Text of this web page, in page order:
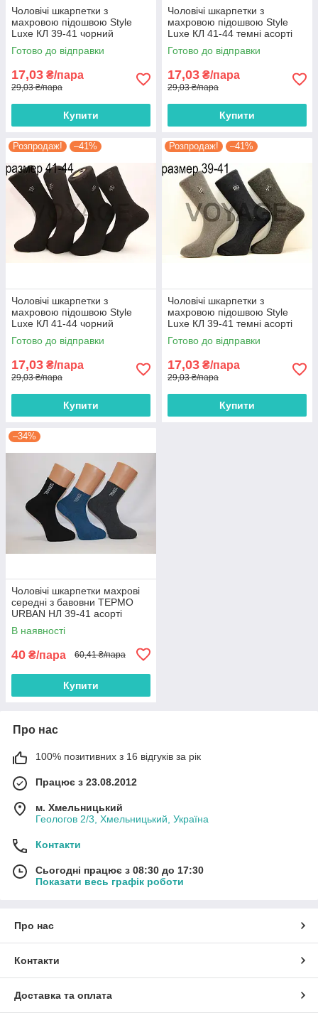
Чоловічі шкарпетки з
махровою підошвою Style
Luxe КЛ 39-41 чорний
Готово до відправки
17,03 ₴/пара
29,03 ₴/пара
Купити
Чоловічі шкарпетки з
махровою підошвою Style
Luxe КЛ 41-44 темні асорті
Готово до відправки
17,03 ₴/пара
29,03 ₴/пара
Купити
Розпродаж! –41%
Чоловічі шкарпетки з
махровою підошвою Style
Luxe КЛ 41-44 чорний
Готово до відправки
17,03 ₴/пара
29,03 ₴/пара
Купити
Розпродаж! –41%
Чоловічі шкарпетки з
махровою підошвою Style
Luxe КЛ 39-41 темні асорті
Готово до відправки
17,03 ₴/пара
29,03 ₴/пара
Купити
–34%
Чоловічі шкарпетки махрові
середні з бавовни ТЕРМО
URBAN НЛ 39-41 асорті
В наявності
40 ₴/пара 60,41 ₴/пара
Купити
Про нас
100% позитивних з 16 відгуків за рік
Працює з 23.08.2012
м. Хмельницький
Геологов 2/3, Хмельницький, Україна
Контакти
Сьогодні працює з 08:30 до 17:30
Показати весь графік роботи
Про нас
Контакти
Доставка та оплата